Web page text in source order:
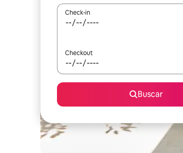
Check-in
Checkout
Buscar